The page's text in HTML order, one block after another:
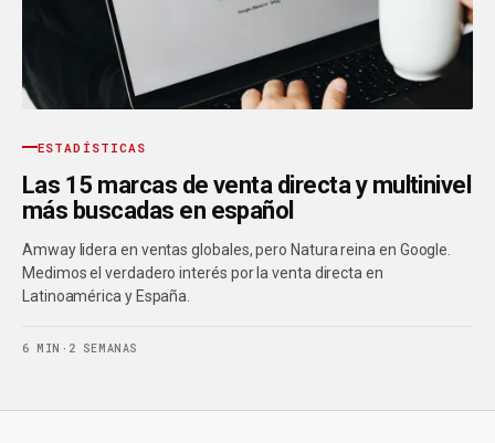
ESTADÍSTICAS
Las 15 marcas de venta directa y multinivel
más buscadas en español
Amway lidera en ventas globales, pero Natura reina en Google.
Medimos el verdadero interés por la venta directa en
Latinoamérica y España.
6 MIN · 2 SEMANAS